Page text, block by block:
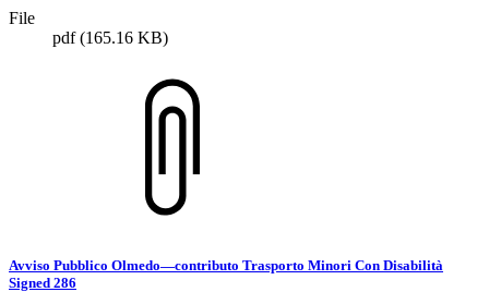
File
pdf(165.16 KB)
Avviso Pubblico Olmedo—contributo Trasporto Minori Con Disabilità
Signed 286